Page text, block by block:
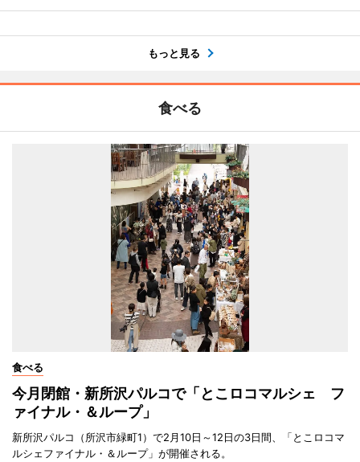
もっと見る
食べる
食べる
今月閉館・新所沢パルコで「とこロコマルシェ フ
ァイナル・＆ループ」
新所沢パルコ（所沢市緑町1）で2月10日～12日の3日間、「とこロコマ
ルシェファイナル・＆ループ」が開催される。